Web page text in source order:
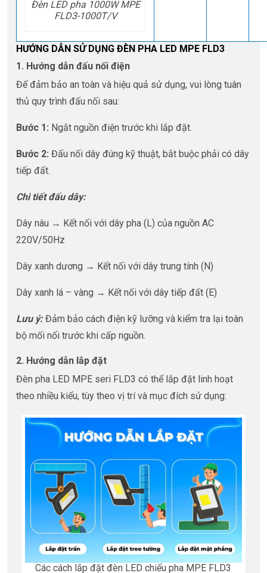
Đèn LED pha 1000W MPE
FLD3-1000T/V
HƯỚNG DẪN SỬ DỤNG ĐÈN PHA LED MPE FLD3
1. Hướng dẫn đấu nối điện
Để đảm bảo an toàn và hiệu quả sử dụng, vui lòng tuân
thủ quy trình đấu nối sau:
Bước 1: Ngắt nguồn điện trước khi lắp đặt.
Bước 2: Đấu nối dây đúng kỹ thuật, bắt buộc phải có dây
tiếp đất.
Chi tiết đấu dây:
Dây nâu → Kết nối với dây pha (L) của nguồn AC
220V/50Hz
Dây xanh dương → Kết nối với dây trung tính (N)
Dây xanh lá – vàng → Kết nối với dây tiếp đất (E)
Lưu ý:Đảm bảo cách điện kỹ lưỡng và kiểm tra lại toàn
bộ mối nối trước khi cấp nguồn.
2. Hướng dẫn lắp đặt
Đèn pha LED MPE seri FLD3 có thể lắp đặt linh hoạt
theo nhiều kiểu, tùy theo vị trí và mục đích sử dụng:
Các cách lắp đặt đèn LED chiếu pha MPE FLD3